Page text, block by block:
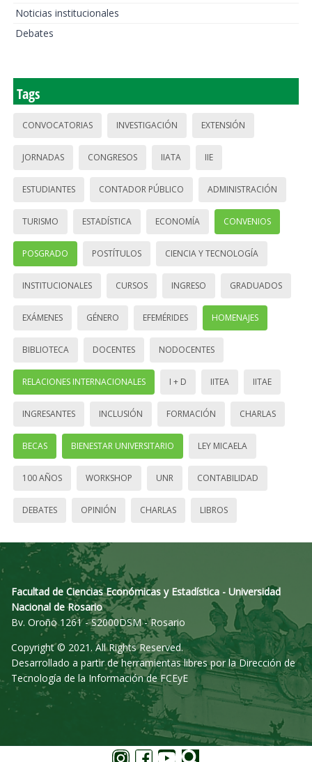
Noticias institucionales
Debates
Tags
CONVOCATORIAS INVESTIGACIÓN EXTENSIÓN
JORNADAS CONGRESOS IIATA IIE
ESTUDIANTES CONTADOR PÚBLICO ADMINISTRACIÓN
TURISMO ESTADÍSTICA ECONOMÍA CONVENIOS
POSGRADO POSTÍTULOS CIENCIA Y TECNOLOGÍA
INSTITUCIONALES CURSOS INGRESO GRADUADOS
EXÁMENES GÉNERO EFEMÉRIDES HOMENAJES
BIBLIOTECA DOCENTES NODOCENTES
RELACIONES INTERNACIONALES I + D IITEA IITAE
INGRESANTES INCLUSIÓN FORMACIÓN CHARLAS
BECAS BIENESTAR UNIVERSITARIO LEY MICAELA
100 AÑOS WORKSHOP UNR CONTABILIDAD
DEBATES OPINIÓN CHARLAS LIBROS
Facultad de Ciencias Económicas y Estadística - Universidad
Nacional de Rosario
Bv. Oroño 1261 - S2000DSM - Rosario
Copyright © 2021. All Rights Reserved.
Desarrollado a partir de herramientas libres por la Dirección de
Tecnología de la Información de FCEyE